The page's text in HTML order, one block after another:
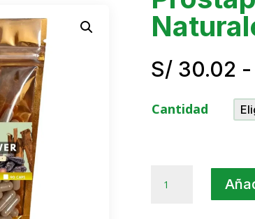
S/30.02 -
Cantidad
Prostapower